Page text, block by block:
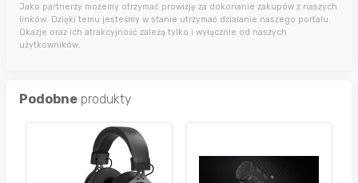
Jako partnerzy możemy otrzymać prowizję za dokonanie zakupów z naszych
linków. Dzięki temu jesteśmy w stanie utrzymać działanie naszego portalu.
Okazje oraz ich atrakcyjność zależą tylko i wyłącznie od naszych
użytkowników.
Podobne produkty